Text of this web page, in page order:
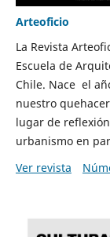
Arteoficio
La Revista
Escuela de
Chile. Nace el
nuestro
lugar de
urbanismo en
Ver revista